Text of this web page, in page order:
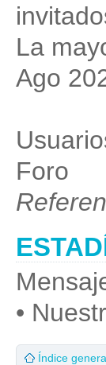
La
Ago
Foro
•
Índice